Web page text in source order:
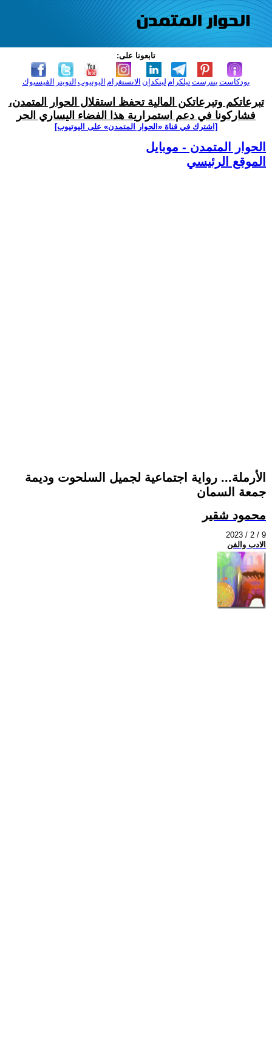
تابعونا على:
الفيسبوك التويتر اليوتيوب الانستغرام لينكدإن تيلكرامبنترست بودكاست
تبرعاتكم وتبرعاتكن المالية تحفظ استقلال الحوار المتمدن،
فشاركونا في دعم استمرارية هذا الفضاء اليساري الحر
[اشترك في قناة ‫«الحوار المتمدن» على اليوتيوب]
الحوار المتمدن - موبايل
الموقع الرئيسي
الأرملة... رواية اجتماعية لجميل السلحوت وديمة
جمعة السمان
محمود شقير
2023 / 2 / 9
الادب والفن